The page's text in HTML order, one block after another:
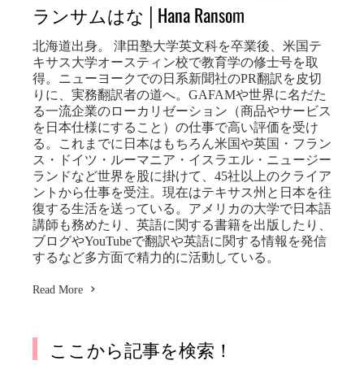
ランサムはな│Hana Ransom
北海道出身。 津田塾大学英文科を卒業後、米国テ
キサス大学オースティン校で教育学の修士号を取
得。ニューヨークでの日系新聞社のPR翻訳を皮切
りに、実務翻訳者の道へ。GAFAMや世界に名だた
る一流企業のローカリゼーション（商品やサービス
を日本仕様にすること）の仕事で高い評価を受け
る。これまでに日本はもちろん米国や英国・フラン
ス・ドイツ・ルーマニア・イスラエル・ニュージー
ランドなど世界を股に掛けて、45社以上のクライア
ントから仕事を受注。現在はテキサス州と日本を往
復する生活を送っている。アメリカの大学で日本語
講師も務めたり、英語に関する書籍を出版したり、
ブログやYouTubeで翻訳や英語に関する情報を発信
するなど多方面で精力的に活動している。
Read More
ここから記事を検索！